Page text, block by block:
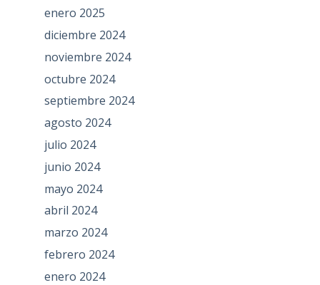
enero 2025
diciembre 2024
noviembre 2024
octubre 2024
septiembre 2024
agosto 2024
julio 2024
junio 2024
mayo 2024
abril 2024
marzo 2024
febrero 2024
enero 2024